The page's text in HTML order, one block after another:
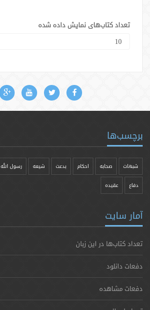
تعداد کتاب‌های نمایش داده شده
برچسب‌ها
شبهات صحابه احکام بدعت شیعه رسول الله
دفاع عقیده
آمار سایت
تعداد کتاب‌ها در این زبان
دفعات دانلود
دفعات مشاهده